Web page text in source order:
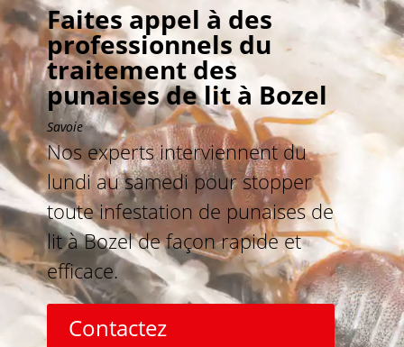
Faites appel à des
professionnels du
traitement des
punaises de lit à Bozel
Savoie
Nos experts interviennent du
lundi au samedi pour stopper
toute infestation de punaises de
lit à Bozel de façon rapide et
efficace.
Contactez